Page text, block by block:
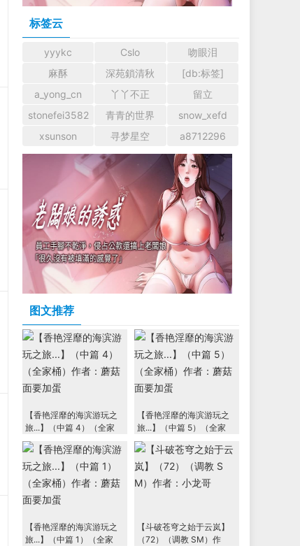
标签云
yyykc Cslo
吻眼泪
麻酥
深苑鎖清秋
[db:标签]
a_yong_cn
丫丫不正
留立
stonefei3582
青青的世界
snow_xefd
xsunson
寻梦星空 a8712296
图文推荐
【香艳淫靡的海滨游玩之
旅...】（中篇 4）（全家
桶）作者：蘑菇面要加蛋
【香艳淫靡的海滨游玩之
旅...】（中篇 5）（全家
桶）作者：蘑菇面要加蛋
【香艳淫靡的海滨游玩之
旅...】（中篇 1）（全家
【斗破苍穹之始于云岚】
（72）（调教 SM）作